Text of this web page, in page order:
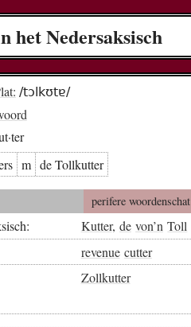
het Nedersaksisch
/tɔlkʊtɐ/
m de Toll­kut­ter
perifere woordenschat
Kutter, de von’n Toll
revenue cutter
Zollkutter